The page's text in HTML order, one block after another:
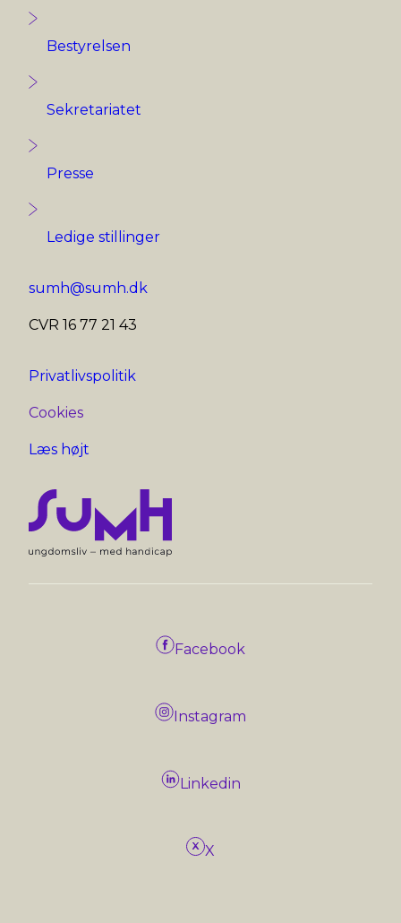
Bestyrelsen
Sekretariatet
Presse
Ledige stillinger
sumh@sumh.dk
CVR 16 77 21 43
Privatlivspolitik
Cookies
Læs højt
Facebook
Instagram
Linkedin
X